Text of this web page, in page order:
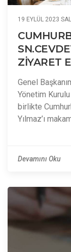
19 EYLÜL 2023 SALI
ZİYARET
Genel
Yönetim
birlikte
Yılmaz’ı
Devamını Oku